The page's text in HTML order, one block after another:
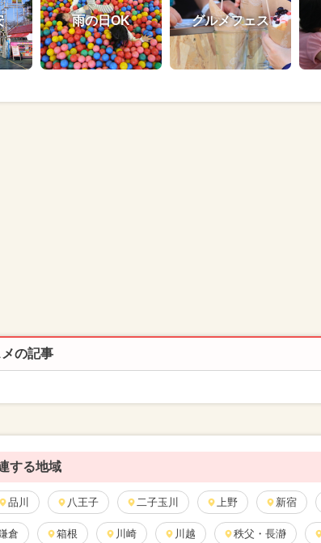
雨の日OK グルメフェス
の記事
する地域
品川 八王子 二子玉川 上野 新宿
倉 箱根 川崎 川越 秩父・長瀞